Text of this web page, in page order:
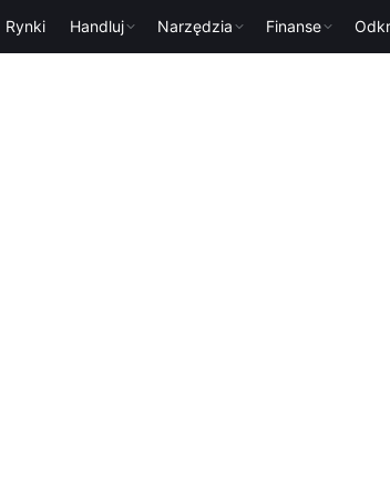
Rynki Handluj Narzędzia Finanse